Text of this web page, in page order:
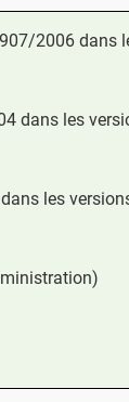
2006 dans
dans les
les